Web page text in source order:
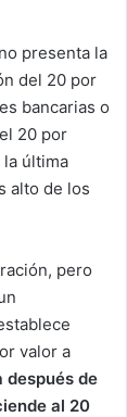
presenta la
del 20 por
bancarias o
20 por
última
alto de los
pero
valor a
después de
al 20